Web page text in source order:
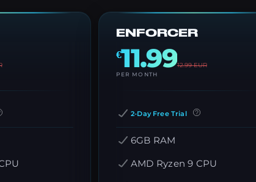
ENFORCER
€11.9912.99EUR
PER MONTH
2-Day Free Trial
6GB RAM
AMD Ryzen 9 CPU